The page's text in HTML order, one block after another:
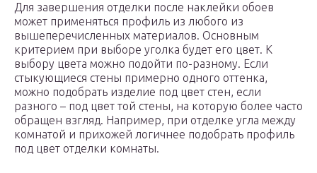
Для завершения отделки после наклейки обоев
может применяться профиль из любого из
вышеперечисленных материалов. Основным
критерием при выборе уголка будет его цвет. К
выбору цвета можно подойти по-разному. Если
стыкующиеся стены примерно одного оттенка,
можно подобрать изделие под цвет стен, если
разного – под цвет той стены, на которую более часто
обращен взгляд. Например, при отделке угла между
комнатой и прихожей логичнее подобрать профиль
под цвет отделки комнаты.